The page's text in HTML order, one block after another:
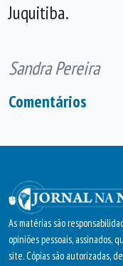
Juquitiba.
Sandra Pereira
Comentários
As matérias são
opiniões pessoais, assinados,
site. Cópias são autorizadas,